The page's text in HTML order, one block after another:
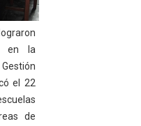
en la
el 22
de